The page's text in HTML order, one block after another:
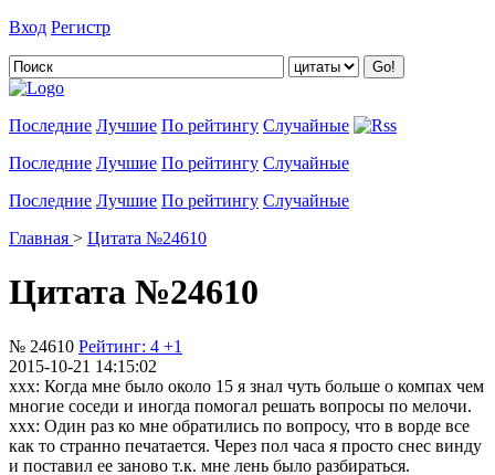
Вход Регистр
Последние Лучшие По рейтингу Случайные
Последние Лучшие По рейтингу Случайные
Последние Лучшие По рейтингу Случайные
Главная > Цитата №24610
Цитата №24610
№ 24610 Рейтинг: 4 +1
2015-10-21 14:15:02
xxx: Когда мне было около 15 я знал чуть больше о компах чем
многие соседи и иногда помогал решать вопросы по мелочи.
xxx: Один раз ко мне обратились по вопросу, что в ворде все
как то странно печатается. Через пол часа я просто снес винду
и поставил ее заново т.к. мне лень было разбираться.